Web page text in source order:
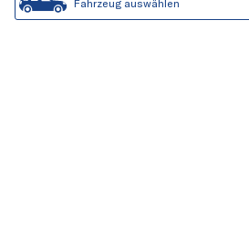
Fahrzeug auswählen